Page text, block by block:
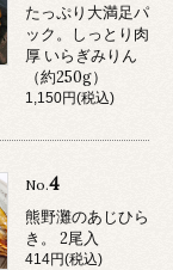
たっぷり大満足パ
ック。しっとり肉
厚 いらぎみりん
（約250g）
1,150円(税込)
No.4
熊野灘のあじひら
き。 2尾入
414円(税込)